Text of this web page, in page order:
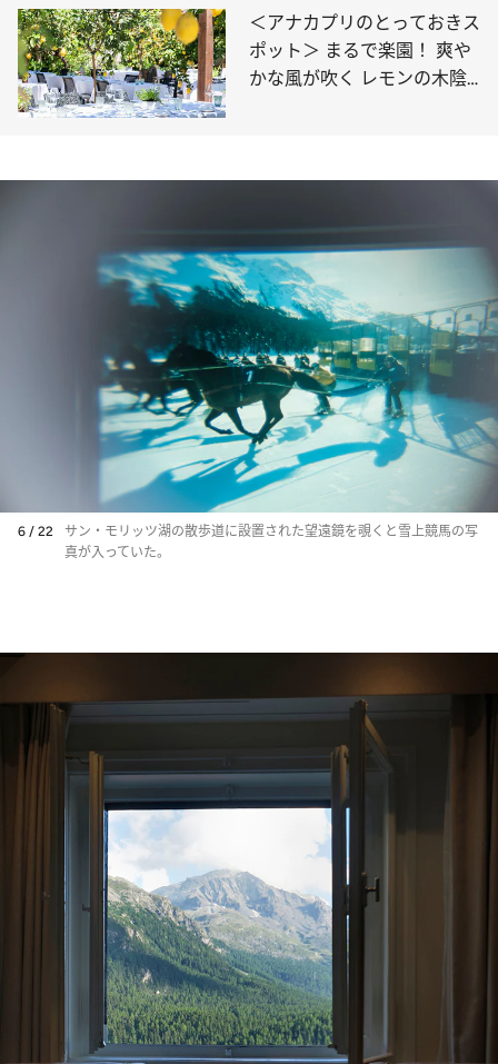
＜アナカプリのとっておきス
ポット＞ まるで楽園！ 爽や
かな風が吹く レモンの木陰
6 / 22
サン・モリッツ湖の散歩道に設置された望遠鏡を覗くと雪上競馬の写
真が入っていた。